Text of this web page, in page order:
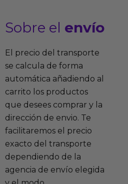
Sobre el envío
El precio del transporte
se calcula de forma
automática añadiendo al
carrito los productos
que desees comprar y la
dirección de envio. Te
facilitaremos el precio
exacto del transporte
dependiendo de la
agencia de envío elegida